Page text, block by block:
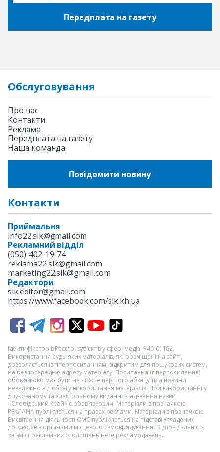
Передплата на газету
Обслуговування
Про нас
Контакти
Реклама
Передплата на газету
Наша команда
Повідомити новину
Контакти
Приймальня
info22.slk@gmail.com
Рекламний відділ
(050)-402-19-74
reklama22.slk@gmail.com
marketing22.slk@gmail.com
Редактори
slk.editor@gmail.com
https://www.facebook.com/slk.kh.ua
Ідентифікатор в Реєстрі суб’єктів у сфері медіа: R40-01162.
Використання будь-яких матеріалів, які розміщені на сайті,
дозволяється із гіперпосиланням, відкритим для пошукових систем,
на безпосередню адресу матеріалу. Посилання (гіперпосилання)
обов’язково має бути не нижче першого абзацу тіла новини
незалежно від обсягу використання матеріалів. При використанні у
друкованому та електронному виданні згадування назви
«Слобідський край» є обов’язковим. Матеріали з позначкою
РЕКЛАМА публікуються на правах реклами. Матеріали з позначкою
Висвітлення діяльності ОМС публікуються на підставі укладених
договорів з органами місцевого самоврядування. Відповідальність
за зміст рекламних оголошень несе рекламодавець.